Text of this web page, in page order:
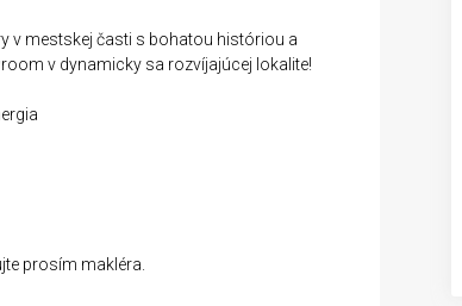
v mestskej časti s bohatou históriou a
v dynamicky sa rozvíjajúcej lokalite!
prosím makléra.